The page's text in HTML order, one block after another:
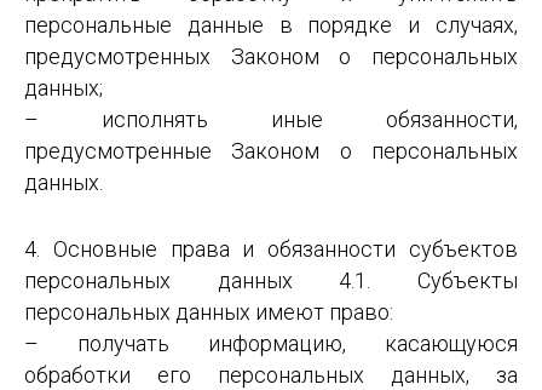
персональные данные в порядке и случаях,
предусмотренных Законом о персональных
данных;
– исполнять иные обязанности,
предусмотренные Законом о персональных
данных.
4. Основные права и обязанности субъектов
персональных данных 4.1. Субъекты
персональных данных имеют право:
– получать информацию, касающуюся
обработки его персональных данных, за